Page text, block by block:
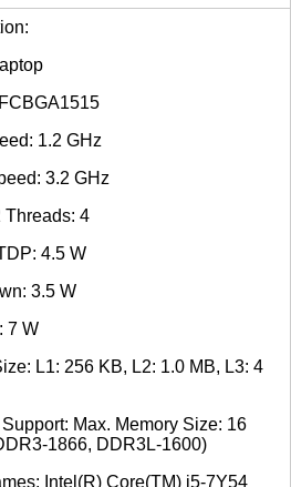
1.2 GHz
3.2 GHz
Threads: 4
4.5 W
3.5 W
7 W
L1: 256 KB, L2: 1.0 MB, L3: 4
Max. Memory Size: 16
1866, DDR3L-1600)
Intel(R) Core(TM) i5-7Y54